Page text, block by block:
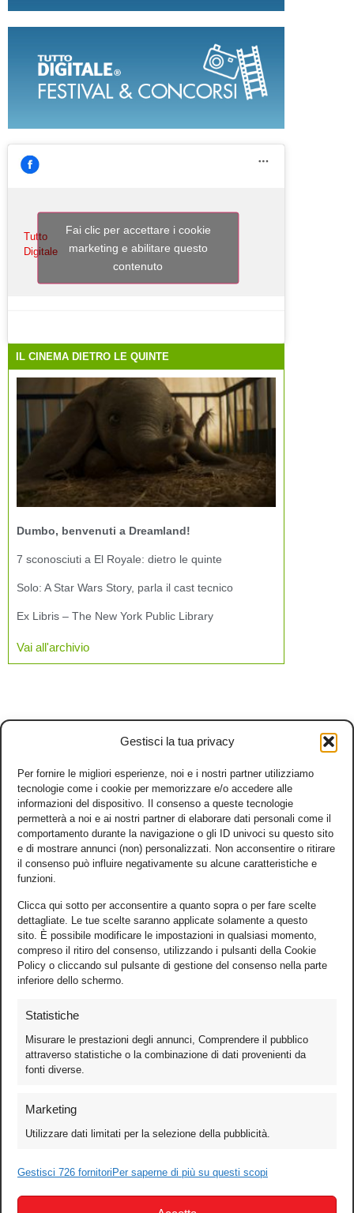
Gestisci la tua privacy
Per fornire le migliori esperienze, noi e i nostri partner utilizziamo
tecnologie come i cookie per memorizzare e/o accedere alle
informazioni del dispositivo. Il consenso a queste tecnologie
permetterà a noi e ai nostri partner di elaborare dati personali come il
comportamento durante la navigazione o gli ID univoci su questo sito
e di mostrare annunci (non) personalizzati. Non acconsentire o ritirare
il consenso può influire negativamente su alcune caratteristiche e
funzioni.
Clicca qui sotto per acconsentire a quanto sopra o per fare scelte
dettagliate. Le tue scelte saranno applicate solamente a questo
sito. È possibile modificare le impostazioni in qualsiasi momento,
compreso il ritiro del consenso, utilizzando i pulsanti della Cookie
Policy o cliccando sul pulsante di gestione del consenso nella parte
inferiore dello schermo.
Statistiche
Misurare le prestazioni degli annunci, Comprendere il pubblico
attraverso statistiche o la combinazione di dati provenienti da
fonti diverse.
Marketing
Utilizzare dati limitati per la selezione della pubblicità.
Gestisci 726 fornitori Per saperne di più su questi scopi
Tutto
Digitale
Fai clic per accettare i cookie
marketing e abilitare questo
contenuto
IL CINEMA DIETRO LE QUINTE
Dumbo, benvenuti a Dreamland!
7 sconosciuti a El Royale: dietro le quinte
Solo: A Star Wars Story, parla il cast tecnico
Ex Libris – The New York Public Library
Vai all'archivio
Games
Test